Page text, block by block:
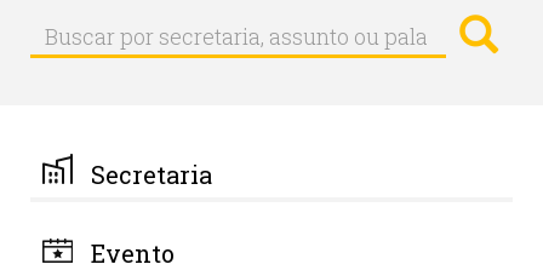
Buscar
Buscar
por
palavra-
chave
Secretaria
Evento